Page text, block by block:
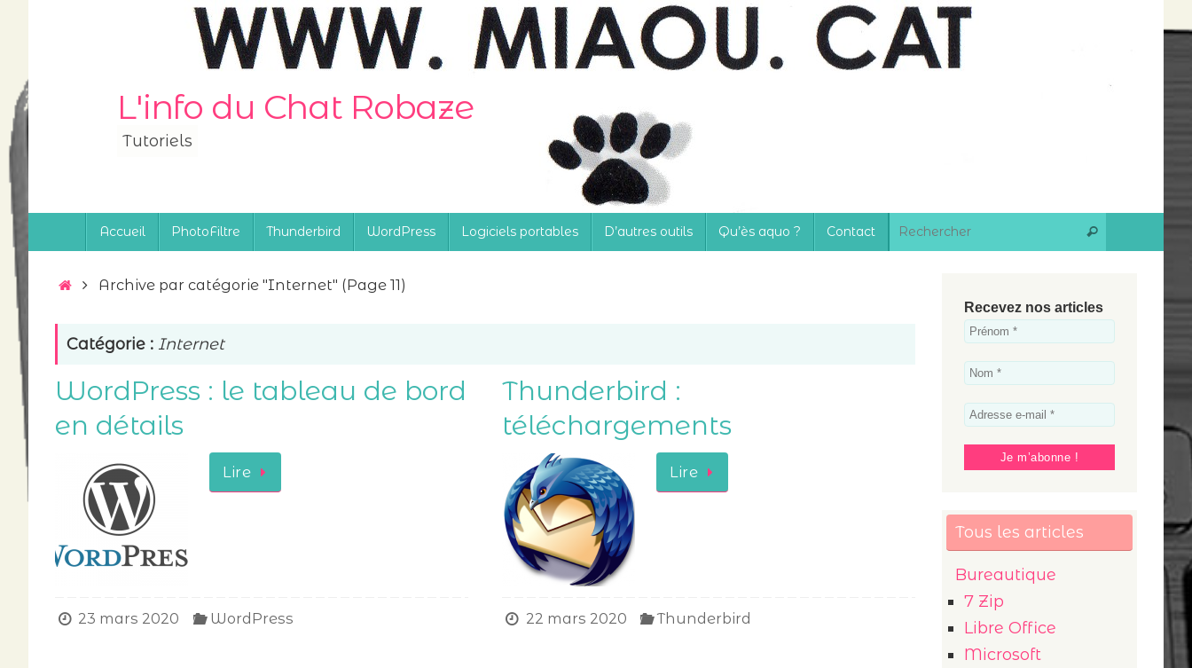
L'info du Chat Robaze
Tutoriels
Accueil PhotoFiltre Thunderbird WordPress Logiciels portables D’autres outils Qu’ès aquo ? Contact Rechercher
Accueil
Archive par catégorie "Internet" (Page 11)
Catégorie : Internet
WordPress : le tableau de bord
en détails
Lire
23 mars 2020 WordPress
Thunderbird :
téléchargements
Lire
22 mars 2020 Thunderbird
Recevez nos articles
Tous les articles
Bureautique
7 Zip
Libre Office
Microsoft